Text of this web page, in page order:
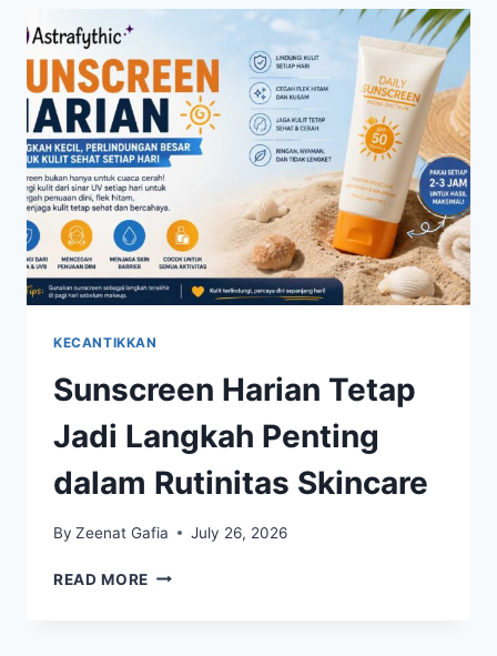
TREN
MENJAGA
KELEMBAPAN
KULIT
SECARA
OPTIMAL
KECANTIKKAN
Sunscreen Harian Tetap
Jadi Langkah Penting
dalam Rutinitas Skincare
By Zeenat Gafia July 26, 2026
READ MORE SUNSCREEN